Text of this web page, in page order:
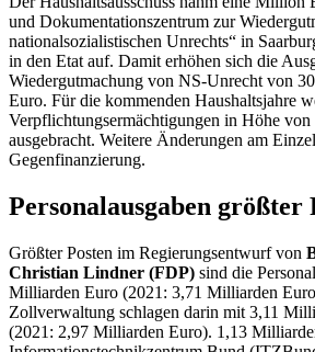
Milliarden Euro (2021: 3,71 Milliarden
Zollverwaltung schlagen darin mit 3,11
(2021: 2,97 Milliarden Euro). 1,13
Informationstechnikzentrum Bund
das IT-Leistungen für Behörden und
erbringt (2021: 849,27 Millionen Euro). Das
Steuern darf mit 782,47 Millionen Euro
Millionen Euro).
Bundesrechnungshofes(Einzelplan 20 des
Bonner Behörde kann laut
Ausgaben um 2,4 Prozent erwarten. Für
172,91 Millionen Euro eingestellt (2021:
Die Einnahmen sind mit 2,2 Millionen Euro
3,9 Millionen Euro 2021. Der
eine Beschlussempfehlung des
(20/1627(Dokument, öffnet ein neues